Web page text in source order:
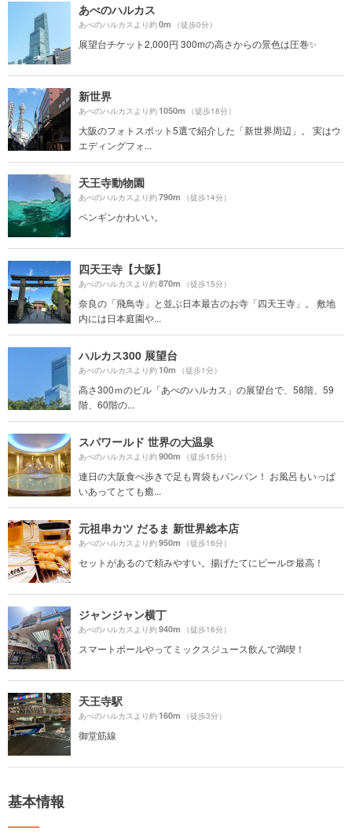
あべのハルカス
あべのハルカスより約0m （徒歩0分）
展望台チケット2,000円 300mの高さからの景色は圧巻✨
新世界
あべのハルカスより約1050m （徒歩18分）
大阪のフォトスポット5選で紹介した「新世界周辺」。 実はウ
エディングフォ...
天王寺動物園
あべのハルカスより約790m （徒歩14分）
ペンギンかわいい。
四天王寺【大阪】
あべのハルカスより約870m （徒歩15分）
奈良の「飛鳥寺」と並ぶ日本最古のお寺「四天王寺」。 敷地
内には日本庭園や...
ハルカス300 展望台
あべのハルカスより約10m （徒歩1分）
高さ300ｍのビル「あべのハルカス」の展望台で、58階、59
階、60階の...
スパワールド 世界の大温泉
あべのハルカスより約900m （徒歩15分）
連日の大阪食べ歩きで足も胃袋もパンパン！ お風呂もいっぱ
いあってとても癒...
元祖串カツ だるま 新世界総本店
あべのハルカスより約950m （徒歩16分）
セットがあるので頼みやすい。揚げたてにビール🍺最高！
ジャンジャン横丁
あべのハルカスより約940m （徒歩16分）
スマートボールやってミックスジュース飲んで満喫！
天王寺駅
あべのハルカスより約160m （徒歩3分）
御堂筋線
基本情報